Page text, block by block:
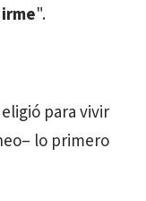
".
para vivir
lo primero